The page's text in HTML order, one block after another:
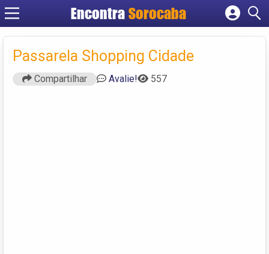
EncontraSorocaba
Cadastrar empresa
Criar conta
Passarela Shopping Cidade
Compartilhar Avalie! 557